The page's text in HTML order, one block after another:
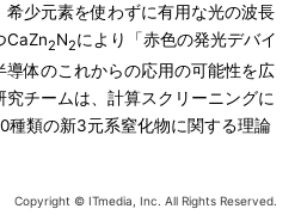
少元素を使わずに有用な光の波長
CaZn2N2により「赤色の発光デバイ
導体のこれからの応用の可能性を広
チームは、計算スクリーニングに
種類の新3元系窒化物に関する理論
Copyright © ITmedia, Inc. All Rights Reserved.